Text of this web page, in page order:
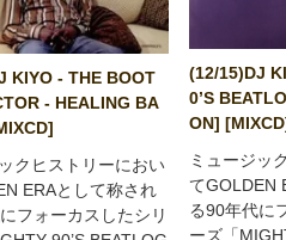
KIYO - THE BOOT
- HEALING BA
クヒストリーにおい
ERAとして称され
フォーカスしたシリ
(12/15)DJ
0’S
ON]
ミュージッ
てGOLDEN
る90年代に
ーズ「